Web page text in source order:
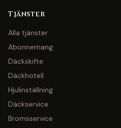
Tjänster
Alla tjänster
Abonnemang
Däckskifte
Däckhotell
Hjulinställning
Däckservice
Bromsservice